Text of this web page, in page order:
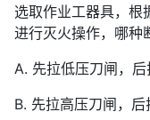
选取作业工器具，根
进行灭火操作，哪
A. 先拉低压刀闸，后
B. 先拉高压刀闸，后